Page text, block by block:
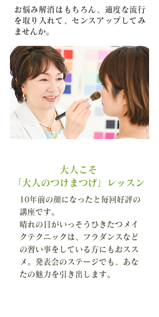
お悩み解消はもちろん、適度な流行
を取り入れて、センスアップしてみ
ませんか。
大人こそ
「大人のつけまつげ」レッスン
10年前の顔になったと毎回好評の
講座です。
晴れの日がいっそうひきたつメイ
クテクニックは、フラダンスなど
の習い事をしている方にもおスス
メ。発表会のステージでも、
あな
たの魅力を引き出します。